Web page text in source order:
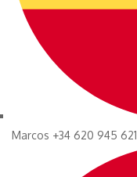
Marcos +34 620 945 621